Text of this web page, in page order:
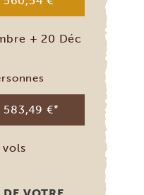
+ 20 Déc
583,49 €*